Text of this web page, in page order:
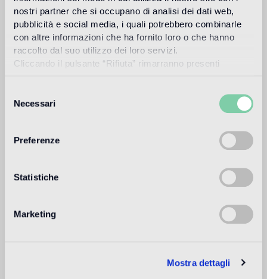
nostri partner che si occupano di analisi dei dati web,
pubblicità e social media, i quali potrebbero combinarle
con altre informazioni che ha fornito loro o che hanno
raccolto dal suo utilizzo dei loro servizi.
Cliccando il pulsante “Rifiuta” rimarranno presenti
tecnici.
delNecessari
Preferenze
Statistiche
Marketing
Mostra dettagli
Utilisation prévue
Sol intérieur
Sol extérieur